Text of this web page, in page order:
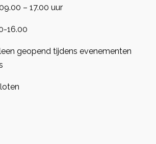
– 17.00 uur
16.00
geopend tijdens evenementen